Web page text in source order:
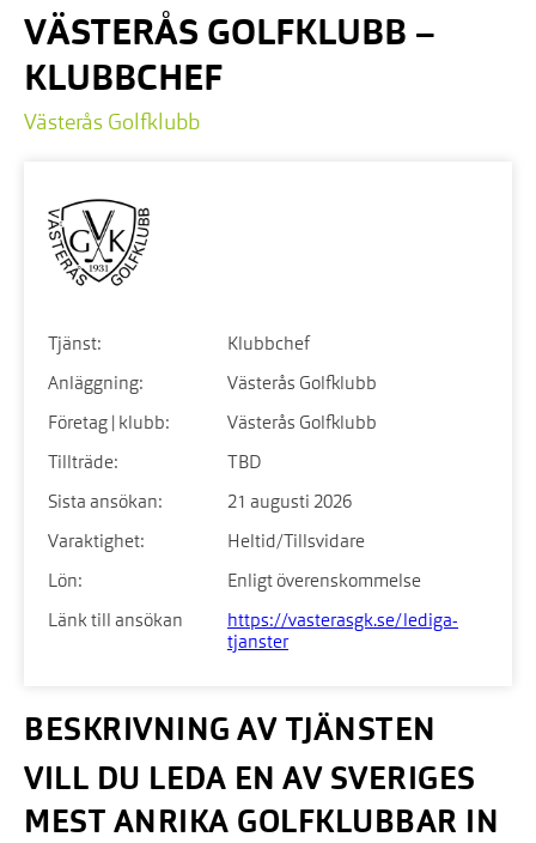
VÄSTERÅS GOLFKLUBB –
KLUBBCHEF
Västerås Golfklubb
Tjänst: Klubbchef
Anläggning: Västerås Golfklubb
Företag | klubb: Västerås Golfklubb
Tillträde: TBD
Sista ansökan: 21 augusti 2026
Varaktighet: Heltid/Tillsvidare
Lön: Enligt överenskommelse
Länk till ansökan
https://vasterasgk.se/lediga-
tjanster
BESKRIVNING AV TJÄNSTEN
VILL DU LEDA EN AV SVERIGES
MEST ANRIKA GOLFKLUBBAR IN